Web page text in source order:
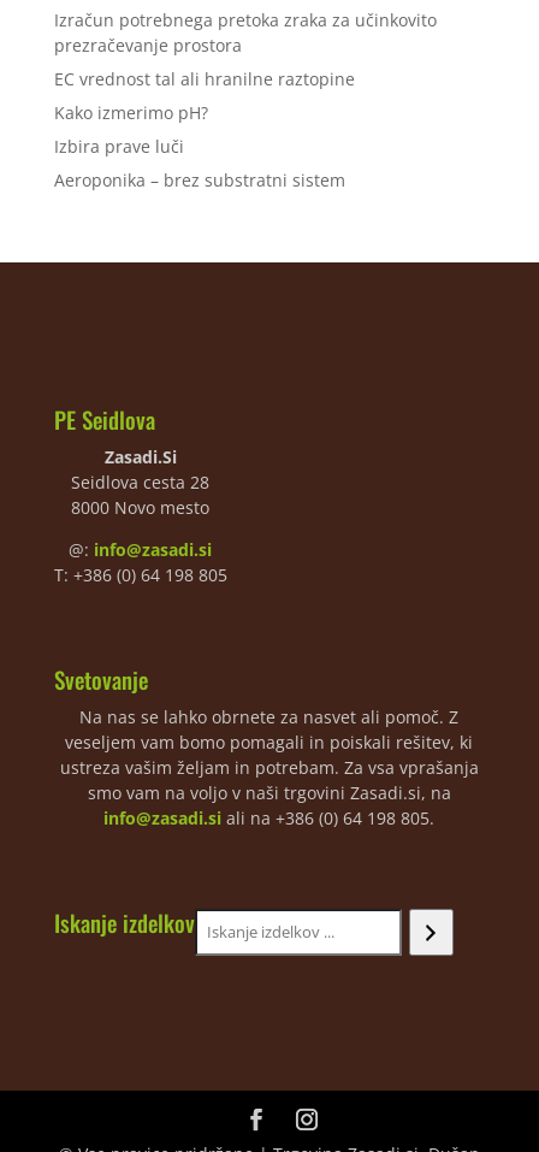
Izračun potrebnega pretoka zraka za učinkovito
prezračevanje prostora
EC vrednost tal ali hranilne raztopine
Kako izmerimo pH?
Izbira prave luči
Aeroponika – brez substratni sistem
PE Seidlova
Zasadi.Si
Seidlova cesta 28
8000 Novo mesto
@: info@zasadi.si
T: +386 (0) 64 198 805
Svetovanje
Na nas se lahko obrnete za nasvet ali pomoč. Z
veseljem vam bomo pomagali in poiskali rešitev, ki
ustreza vašim željam in potrebam. Za vsa vprašanja
smo vam na voljo v naši trgovini Zasadi.si, na
info@zasadi.si ali na +386 (0) 64 198 805.
Iskanje izdelkov